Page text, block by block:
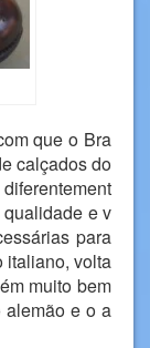
que o Bra
calçados do
e v
para
italiano, volta
muito bem
alemão e o a